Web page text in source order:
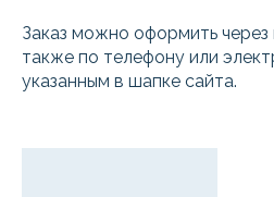
Заказ можно оформить через
также по телефону или
указанным в шапке сайта.